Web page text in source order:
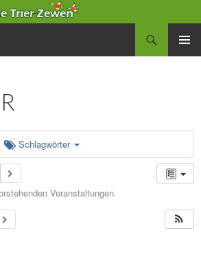
Schlagwörter
Veranstaltungen.